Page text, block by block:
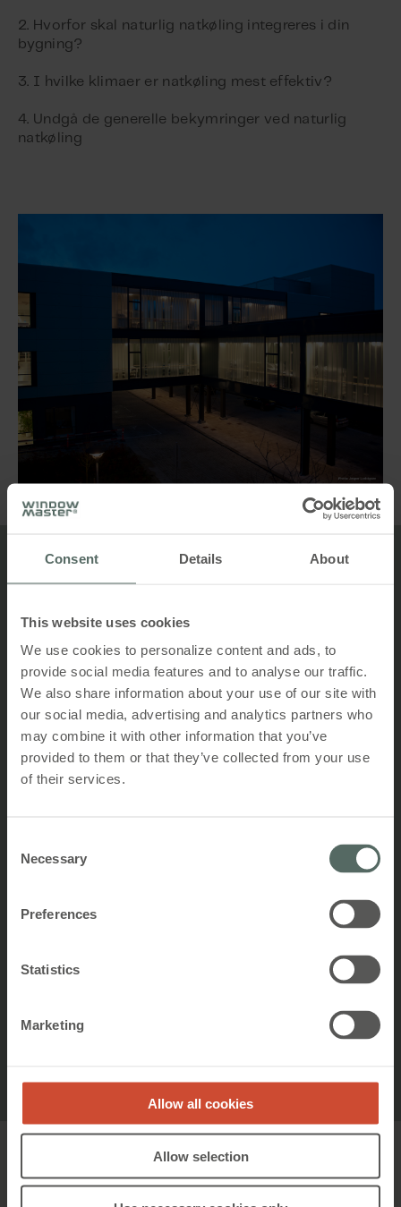
Consent Details About
This website uses cookies
We use cookies to personalize content and ads, to
provide social media features and to analyse our traffic.
We also share information about your use of our site with
our social media, advertising and analytics partners who
may combine it with other information that you’ve
provided to them or that they’ve collected from your use
of their services.
Selection
Necessary
Preferences
Statistics
Marketing
Allow all cookies
Allow selection
2. Hvorfor skal naturlig natkøling integreres i din
bygning?
3. I hvilke klimaer er natkøling mest effektiv?
4. Undgå de generelle bekymringer ved naturlig
natkøling
Fuld rumudnyttelse
Lavere energiforbrug
Vores systemer betaler sig ind på
Lav CO2 for bæredygtig bygning